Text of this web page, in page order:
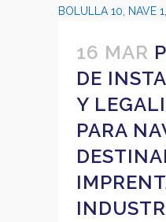
16 MAR
DE
Y
PARA